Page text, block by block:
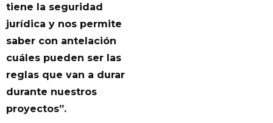
tiene la seguridad
jurídica y nos permite
saber con antelación
cuáles pueden ser las
reglas que van a durar
durante nuestros
proyectos”.